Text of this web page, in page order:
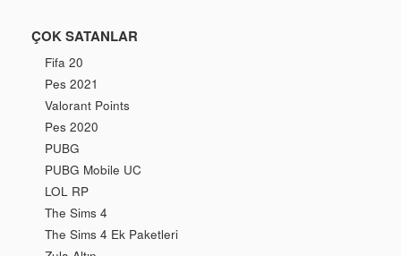
ÇOK SATANLAR
Fifa 20
Pes 2021
Valorant Points
Pes 2020
PUBG
PUBG Mobile UC
LOL RP
The Sims 4
The Sims 4 Ek Paketleri